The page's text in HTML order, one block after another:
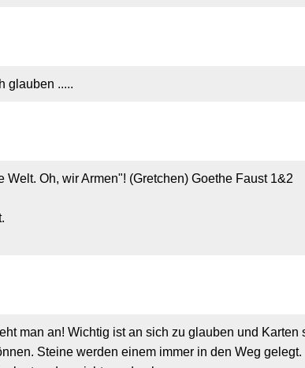
glauben .....
Oh, wir Armen"! (Gretchen) Goethe Faust 1&2
man an! Wichtig ist an sich zu glauben und Karten
Steine werden einem immer in den Weg gelegt.